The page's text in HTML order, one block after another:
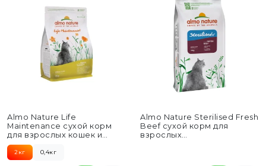
Almo Nature Life
Maintenance сухой корм
для взрослых кошек и
коричневым рисом, со
свежей...
2кг 0,4кг
Almo Nature Sterilised Fresh
Beef сухой корм для
взрослых